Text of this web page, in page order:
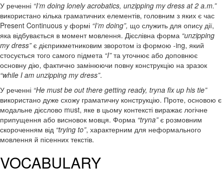
У реченні “I’m doing lonely acrobatics, unzipping my dress at 2 a.m.”
використано кілька граматичних елементів, головним з яких є час
Present Continuous у формі “I’m doing”, що служить для опису дії,
яка відбувається в момент мовлення. Дієслівна форма “unzipping
my dress”є дієприкметниковим зворотом із формою -ing, який
стосується того самого підмета “I”та уточнює або доповнює
основну дію, фактично замінюючи повну конструкцію на зразок
“while I am unzipping my dress”.
У реченні “He must be out there getting ready, tryna fix up his tie”
використано дуже схожу граматичну конструкцію. Проте, основою є
модальне дієслово must, яке в цьому контексті виражає логічне
припущення або висновок мовця. Форма “tryna”є розмовним
скороченням від “trying to”, характерним для неформального
мовлення й пісенних текстів.
VOCABULARY